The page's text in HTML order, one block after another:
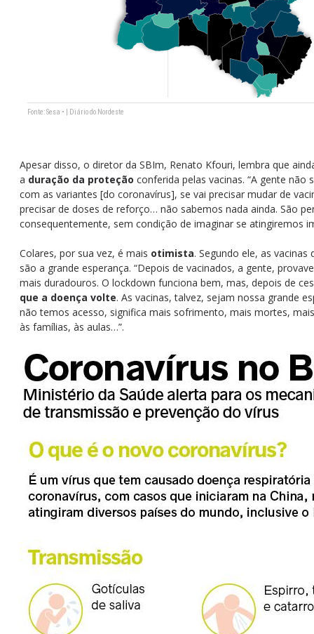
Apesar disso, o diretor da SBIm, Renato Kfouri, lembra que
a duração da proteção conferida pelas vacinas. “A gente não
com as variantes [do coronavírus], se vai precisar mudar de
precisar de doses de reforço… não sabemos nada ainda. São
consequentemente, sem condição de imaginar se atingiremos
Colares, por sua vez, é mais otimista. Segundo ele, as
são a grande esperança. “Depois de vacinados, a gente,
mais duradouros. O lockdown funciona bem, mas, depois de
que a doença volte. As vacinas, talvez, sejam nossa grande
não temos acesso, significa mais sofrimento, mais mortes,
às famílias, às aulas…”.